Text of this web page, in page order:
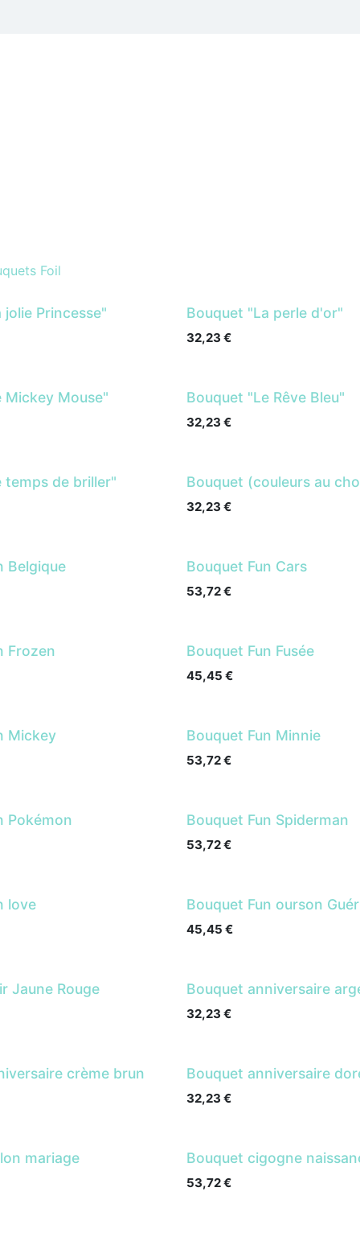
Foil
jolie Princesse" Bouquet "La perle d'or"
32,23 €
Mickey Mouse" Bouquet "Le Rêve Bleu"
32,23 €
temps de briller" Bouquet (couleurs au
32,23 €
Belgique Bouquet Fun Cars
53,72€
Frozen Bouquet Fun Fusée
45,45 €
Mickey Bouquet Fun Minnie
53,72€
Pokémon Bouquet Fun Spiderman
53,72€
love Bouquet Fun ourson
45,45 €
Jaune Rouge Bouquet anniversaire
32,23 €
crème brun Bouquet anniversaire
32,23 €
mariage Bouquet cigogne
53,72€